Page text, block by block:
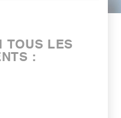
TOUS LES
: